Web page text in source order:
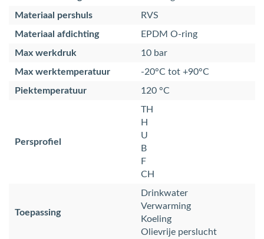
Materiaal pershuls
RVS
Materiaal afdichting
EPDM O-ring
Max werkdruk
10 bar
Max werktemperatuur
-20°C tot +90°C
Piektemperatuur
120 °C
Persprofiel
TH
H
U
B
F
CH
Toepassing
Drinkwater
Verwarming
Koeling
Olievrije perslucht